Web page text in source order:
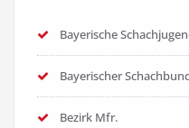
Bayerische
Bayerischer
Bezirk Mfr.